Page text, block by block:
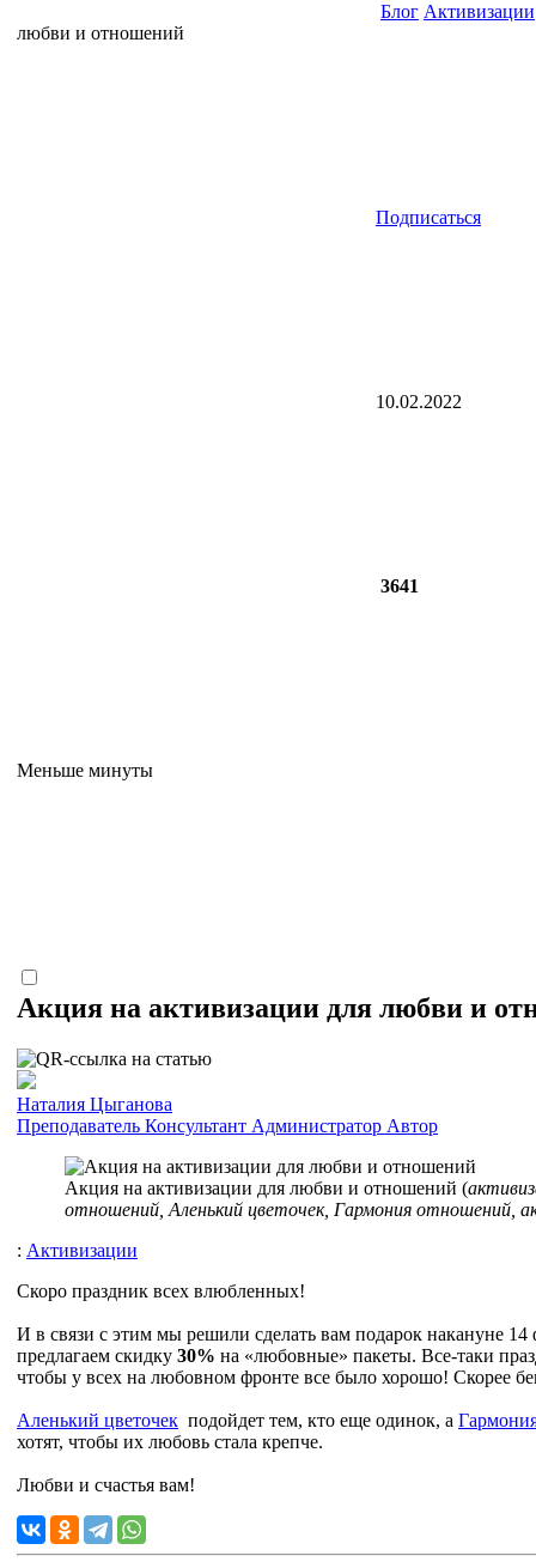
Блог Активизации
любви и отношений
Подписаться
10.02.2022
3641
Меньше минуты
Акция на активизации для любви и
Наталия Цыганова
Преподаватель Консультант Администратор Автор
Акция на активизации для любви и отношений (
отношений, Аленький цветочек, Гармония отношений,
: Активизации
Скоро праздник всех влюбленных!
И в связи с этим мы решили сделать вам подарок накануне 14
предлагаем скидку 30% на «любовные» пакеты. Все-таки
чтобы у всех на любовном фронте все было хорошо! Скорее
Аленький цветочек подойдет тем, кто еще одинок, а
хотят, чтобы их любовь стала крепче.
Любви и счастья вам!